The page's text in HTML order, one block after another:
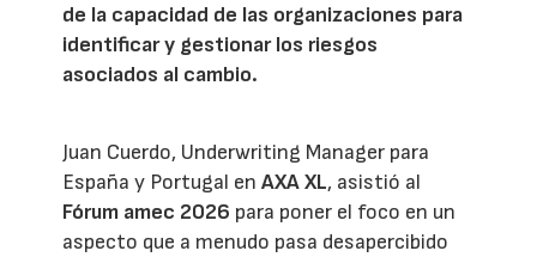
de la capacidad de las organizaciones para
identificar y gestionar los riesgos
asociados al cambio.
Juan Cuerdo, Underwriting Manager para
España y Portugal enAXA XL, asistió al
Fórum amec 2026 para poner el foco en un
aspecto que a menudo pasa desapercibido